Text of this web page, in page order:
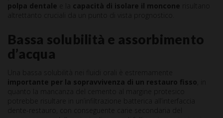
polpa dentale
capacità di isolare il moncone risultano
altrettanto cruciali da un punto di vista prognostico.
Bassa solubilità e assorbimento
d’acqua
Una bassa solubilità nei fluidi orali è estremamente
importante per la sopravvivenza di un restauro fisso
quanto la mancanza del cemento al margine protesico
potrebbe risultare in un’infiltrazione batterica all’interfaccia
dente-restauro, con conseguente carie secondaria del